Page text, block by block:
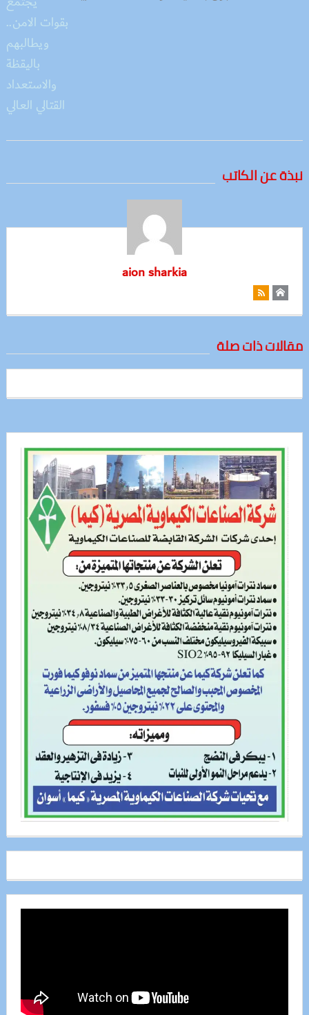
نبذة عن الكاتب
aion sharkia
مقالات ذات صلة